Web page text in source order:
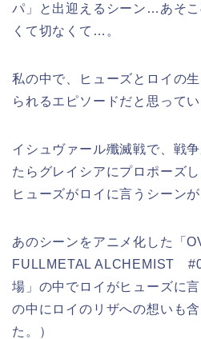
パ」と出迎えるシーン…あそ
くて切なくて…。
私の中で、ヒューズとロイの
られるエピソードだと思って
イシュヴァール殲滅戦で、戦
たらグレイシアにプロポーズ
ヒューズがロイに言うシーンが
あのシーンをアニメ化した「
FULLMETAL ALCHEMIST
場」の中でロイがヒューズに
の中にロイのリザへの想いも
た。）